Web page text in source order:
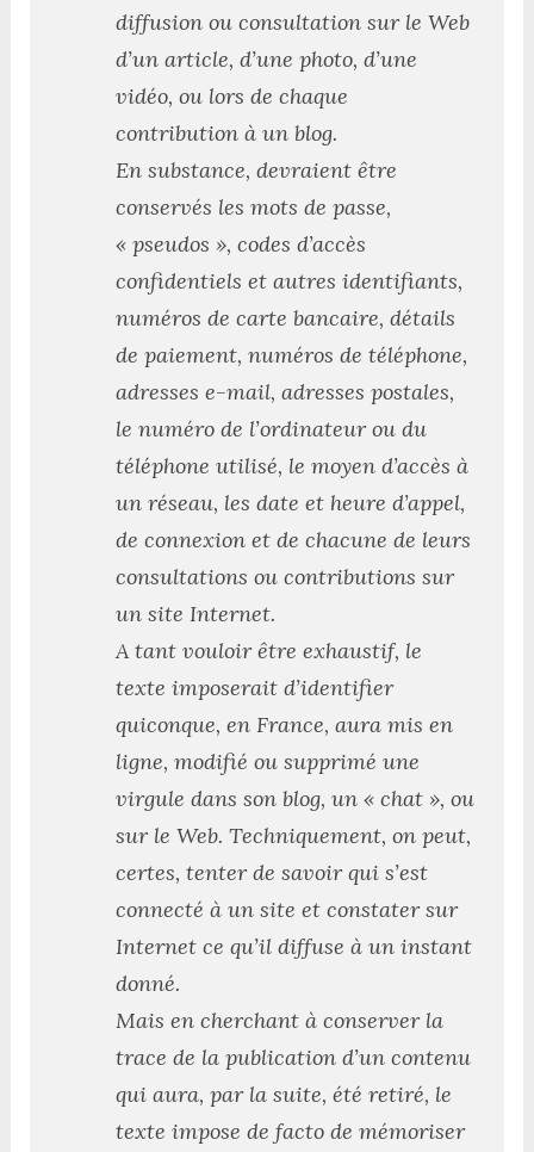
diffusion ou consultation sur le Web
d’un article, d’une photo, d’une
vidéo, ou lors de chaque
contribution à un blog.
En substance, devraient être
conservés les mots de passe,
« pseudos », codes d’accès
confidentiels et autres identifiants,
numéros de carte bancaire, détails
de paiement, numéros de téléphone,
adresses e-mail, adresses postales,
le numéro de l’ordinateur ou du
téléphone utilisé, le moyen d’accès à
un réseau, les date et heure d’appel,
de connexion et de chacune de leurs
consultations ou contributions sur
un site Internet.
A tant vouloir être exhaustif, le
texte imposerait d’identifier
quiconque, en France, aura mis en
ligne, modifié ou supprimé une
virgule dans son blog, un « chat », ou
sur le Web. Techniquement, on peut,
certes, tenter de savoir qui s’est
connecté à un site et constater sur
Internet ce qu’il diffuse à un instant
donné.
Mais en cherchant à conserver la
trace de la publication d’un contenu
qui aura, par la suite, été retiré, le
texte impose de facto de mémoriser